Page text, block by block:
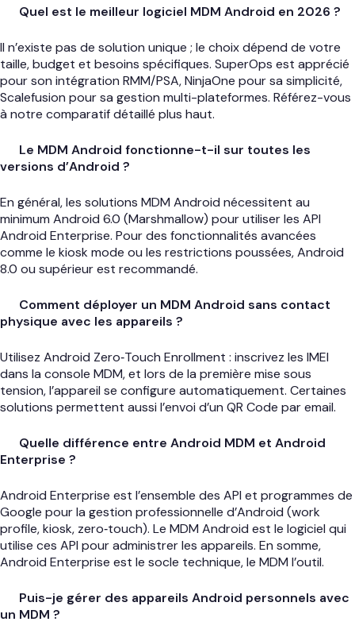
Quel est le meilleur logiciel MDM Android en 2026 ?
Il n’existe pas de solution unique ; le choix dépend de votre
taille, budget et besoins spécifiques. SuperOps est apprécié
pour son intégration RMM/PSA, NinjaOne pour sa simplicité,
Scalefusion pour sa gestion multi-plateformes. Référez-vous
à notre comparatif détaillé plus haut.
Le MDM Android fonctionne-t-il sur toutes les
versions d’Android ?
En général, les solutions MDM Android nécessitent au
minimum Android 6.0 (Marshmallow) pour utiliser les API
Android Enterprise. Pour des fonctionnalités avancées
comme le kiosk mode ou les restrictions poussées, Android
8.0 ou supérieur est recommandé.
Comment déployer un MDM Android sans contact
physique avec les appareils ?
Utilisez Android Zero‑Touch Enrollment : inscrivez les IMEI
dans la console MDM, et lors de la première mise sous
tension, l’appareil se configure automatiquement. Certaines
solutions permettent aussi l’envoi d’un QR Code par email.
Quelle différence entre Android MDM et Android
Enterprise ?
Android Enterprise est l’ensemble des API et programmes de
Google pour la gestion professionnelle d’Android (work
profile, kiosk, zero‑touch). Le MDM Android est le logiciel qui
utilise ces API pour administrer les appareils. En somme,
Android Enterprise est le socle technique, le MDM l’outil.
Puis-je gérer des appareils Android personnels avec
un MDM ?